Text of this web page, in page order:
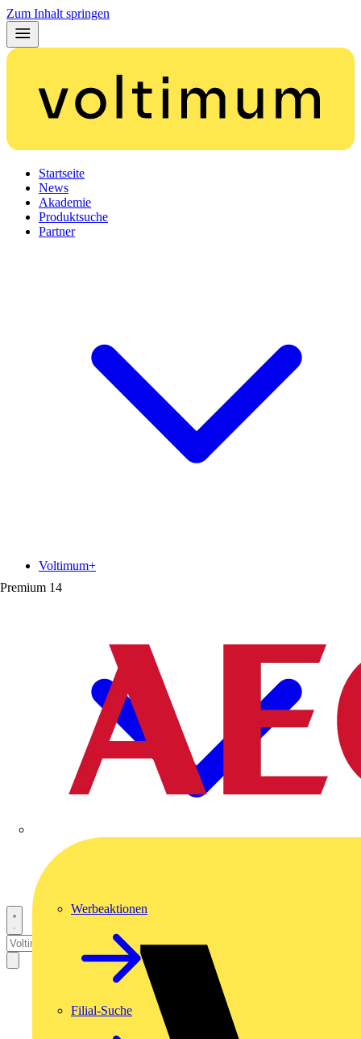
Zum Inhalt springen
Startseite
News
Akademie
Produktsuche
Partner
Premium 14
Voltimum+
Werbeaktionen
Filial-Suche